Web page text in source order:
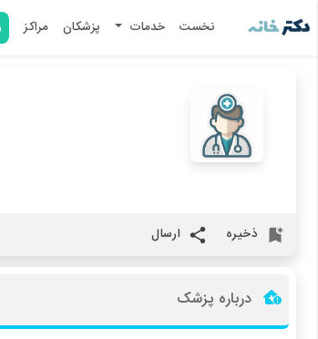
نخست خدمات پزشکان مراکز
ذخیره ارسال
درباره پزشک